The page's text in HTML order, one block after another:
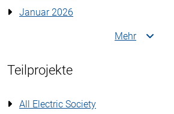
Januar 2026
Mehr
Teilprojekte
All Electric Society